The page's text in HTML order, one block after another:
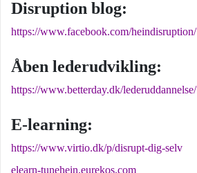
Disruption blog:
https://www.facebook.com/heindisruption/
Åben lederudvikling:
https://www.betterday.dk/lederuddannelse/
E-learning:
https://www.virtio.dk/p/disrupt-dig-selv
elearn-tunehein.eurekos.com